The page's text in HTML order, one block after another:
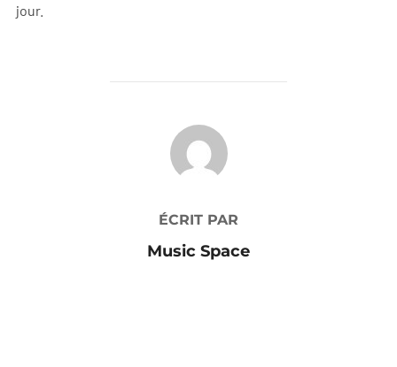
jour.
AUTEUR DE LA PUBLICATION
ÉCRIT PAR
Music Space